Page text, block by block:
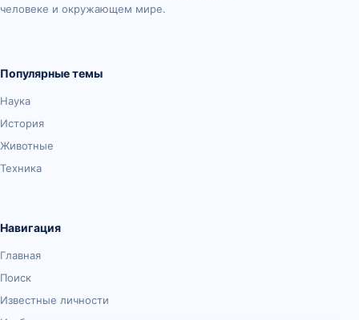
человеке и окружающем мире.
Популярные темы
Наука
История
Животные
Техника
Навигация
Главная
Поиск
Известные личности